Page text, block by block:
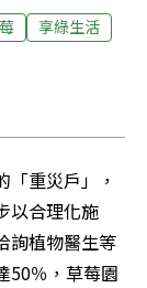
享綠生活
重災戶」，
以合理化施
詢植物醫生等
50％，草莓園